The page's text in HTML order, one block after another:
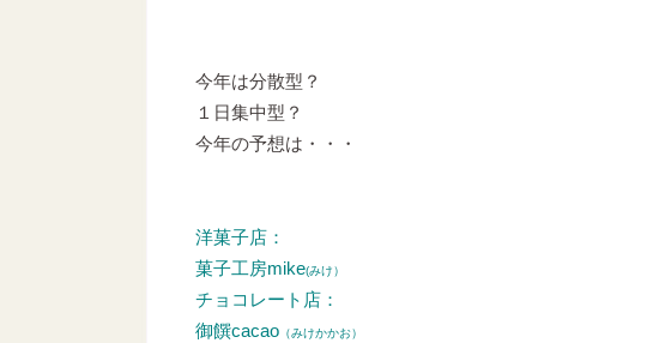
今年は分散型？
１日集中型？
今年の予想は・・・
洋菓子店：
菓子工房mike(みけ）
チョコレート店：
御饌cacao （みけかかお）